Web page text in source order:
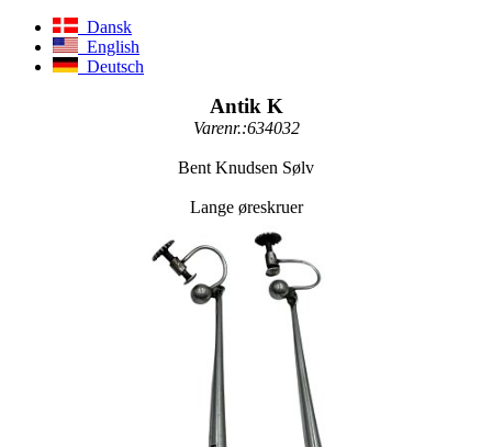
Dansk
English
Deutsch
Antik K
Varenr.:634032
Bent Knudsen Sølv
Lange øreskruer